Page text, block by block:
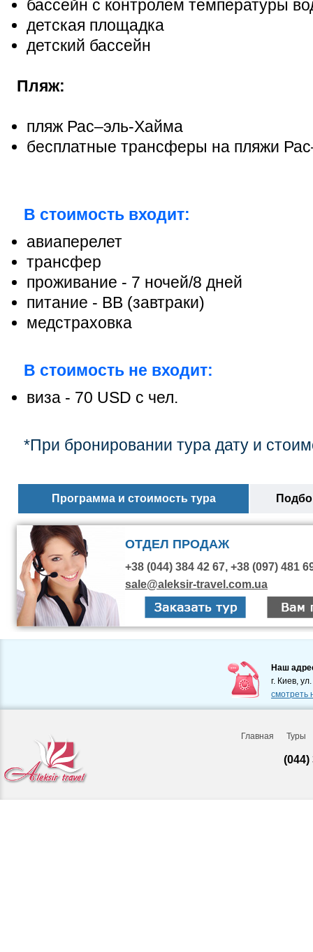
бассейн с контролем температуры
детская площадка
детский бассейн
Пляж:
пляж Рас–эль-Хайма
бесплатные трансферы на пляжи
В стоимость входит:
авиаперелет
трансфер
проживание - 7 ночей/8 дней
питание - ВВ (завтраки)
медстраховка
В стоимость не входит:
виза - 70 USD с чел.
*При бронировании тура дату и
Программа и стоимость тура
ОТДЕЛ ПРОДАЖ
+38 (044) 384 42 67, +38 (097) 481
sale@aleksir-travel.com.ua
Наш
г. Киев,
смотреть
Главная Туры
(044)